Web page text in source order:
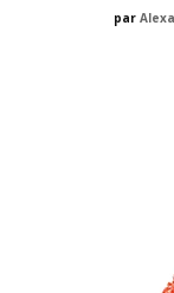
par